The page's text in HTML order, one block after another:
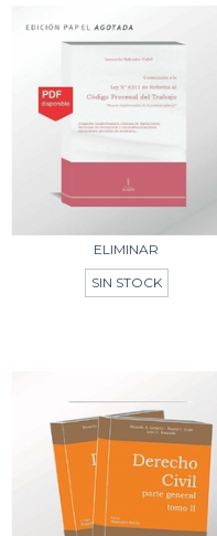
ELIMINAR
SIN STOCK